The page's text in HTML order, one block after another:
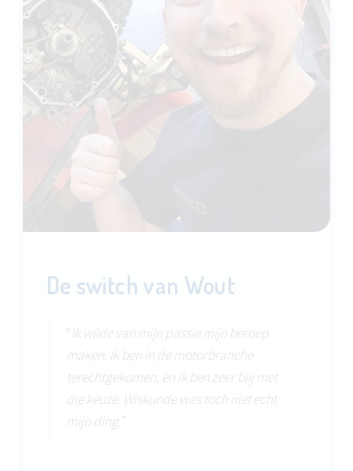
De switch van Wout
“Ik wilde van mijn passie mijn beroep
maken. Ik ben in de motorbranche
terechtgekomen, en ik ben zeer blij met
die keuze. Wiskunde was toch niet echt
mijn ding.”